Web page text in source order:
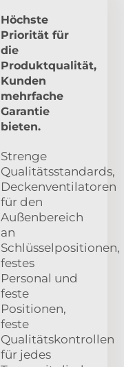
Höchste
Priorität für
die
Produktqualität,
Kunden
mehrfache
Garantie
bieten.
Strenge
Qualitätsstandards,
Deckenventilatoren
für den
Außenbereich
an
Schlüsselpositionen,
festes
Personal und
feste
Positionen,
feste
Qualitätskontrollen
für jedes